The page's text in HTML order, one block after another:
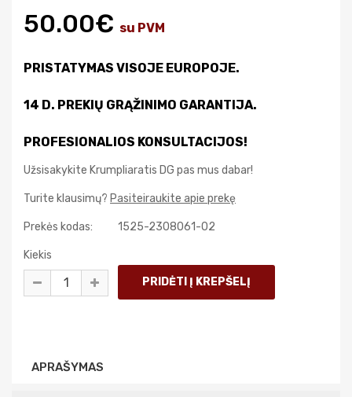
50.00€ su PVM
PRISTATYMAS VISOJE EUROPOJE.
14 D. PREKIŲ GRĄŽINIMO GARANTIJA.
PROFESIONALIOS KONSULTACIJOS!
Užsisakykite Krumpliaratis DG pas mus dabar!
Turite klausimų? Pasiteiraukite apie prekę
Prekės kodas: 1525-2308061-02
Kiekis
APRAŠYMAS